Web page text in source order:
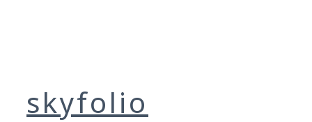
skyfolio